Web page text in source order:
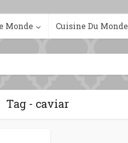
Monde Cuisine Du Monde
Tag - caviar